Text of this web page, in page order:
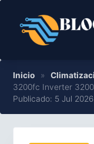
contenido
Inicio »
3200fc Inverter
Publicado: 5 Jul 2026